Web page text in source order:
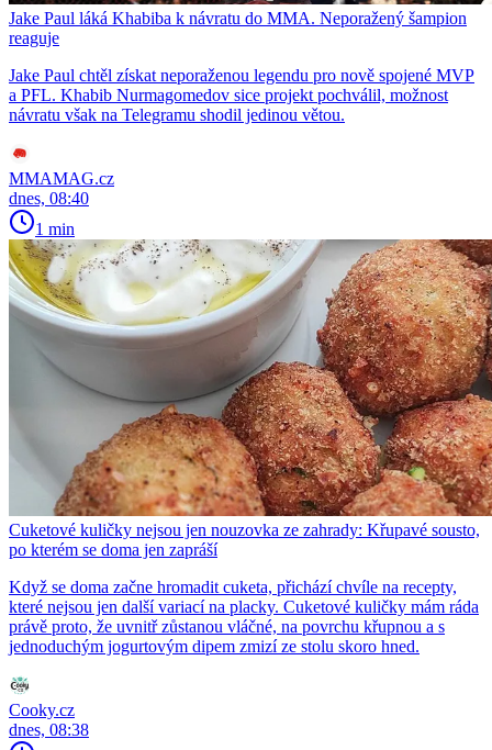
Jake Paul láká Khabiba k návratu do MMA. Neporažený šampion
reaguje
Jake Paul chtěl získat neporaženou legendu pro nově spojené MVP
a PFL. Khabib Nurmagomedov sice projekt pochválil, možnost
návratu však na Telegramu shodil jedinou větou.
MMAMAG.cz
dnes, 08:40
1 min
Cuketové kuličky nejsou jen nouzovka ze zahrady: Křupavé sousto,
po kterém se doma jen zapráší
Když se doma začne hromadit cuketa, přichází chvíle na recepty,
které nejsou jen další variací na placky. Cuketové kuličky mám ráda
právě proto, že uvnitř zůstanou vláčné, na povrchu křupnou a s
jednoduchým jogurtovým dipem zmizí ze stolu skoro hned.
Cooky.cz
dnes, 08:38